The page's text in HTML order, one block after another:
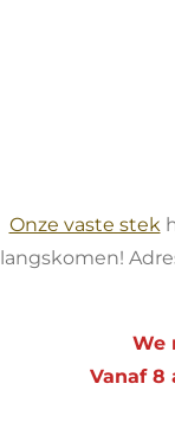
Onze vaste stek
langskomen!
We
Vanaf 8